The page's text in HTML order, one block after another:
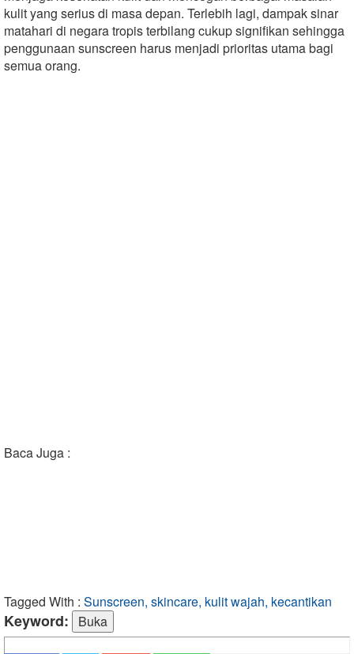
kulit yang serius di masa depan. Terlebih lagi, dampak sinar
matahari di negara tropis terbilang cukup signifikan sehingga
penggunaan sunscreen harus menjadi prioritas utama bagi
semua orang.
Baca Juga :
Tagged With : Sunscreen, skincare, kulit wajah, kecantikan
Keyword: